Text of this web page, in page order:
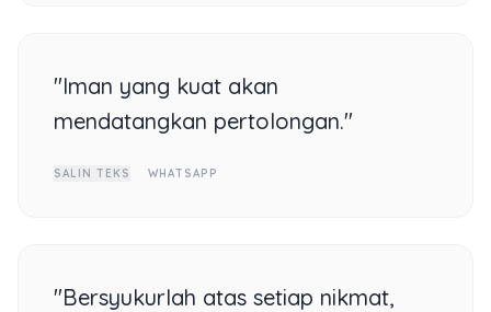
"Iman yang kuat akan
mendatangkan pertolongan."
SALIN TEKS WHATSAPP
"Bersyukurlah atas setiap nikmat,